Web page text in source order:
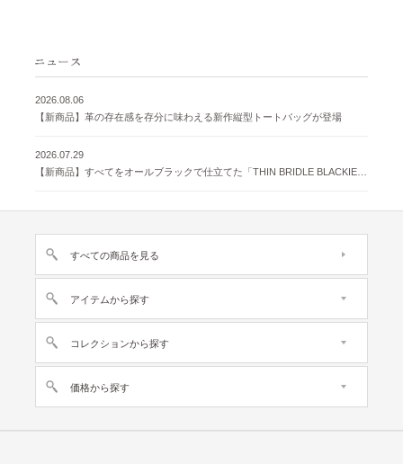
2026.08.06
【新商品】革の存在感を存分に味わえる新作縦型トートバッグが登場
2026.07.29
【新商品】すべてをオールブラックで仕立てた「THIN BRIDLE BLACKIE 」が登場
すべての商品を見る
アイテムから探す
コレクションから探す
価格から探す